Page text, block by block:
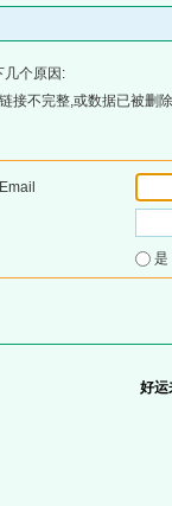
几个原因:
接不完整,或数据已被删
Email
好